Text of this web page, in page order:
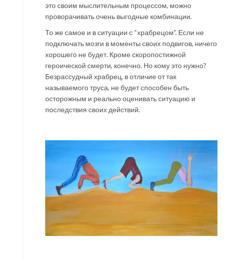
это своим мыслительным процессом, можно
проворачивать очень выгодные комбинации.
То же самое и в ситуации с “храбрецом”. Если не
подключать мозги в моменты своих подвигов, ничего
хорошего не будет. Кроме скоропостижной
героической смерти, конечно. Но кому это нужно?
Безрассудный храбрец, в отличие от так
называемого труса, не будет способен быть
осторожным и реально оценивать ситуацию и
последствия своих действий.